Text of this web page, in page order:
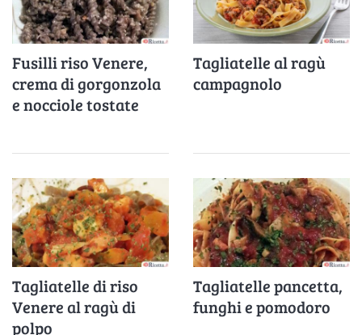
Fusilli riso Venere,
crema di gorgonzola
e nocciole tostate
Tagliatelle al ragù
campagnolo
Tagliatelle di riso
Venere al ragù di
polpo
Tagliatelle pancetta,
funghi e pomodoro